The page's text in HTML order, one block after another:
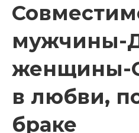
мужчины-
женщины-
в любви,
браке